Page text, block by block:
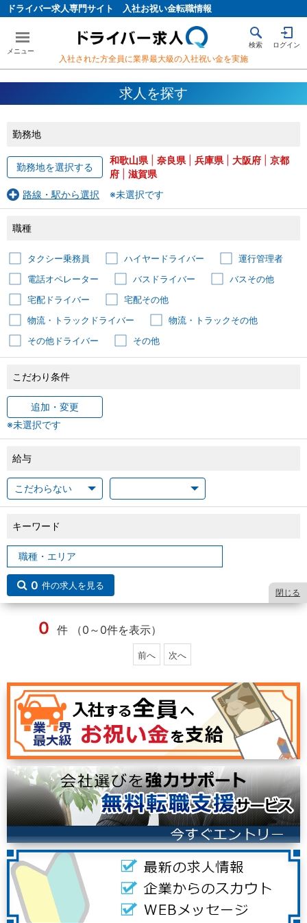
ドライバー求人専門サイト 入社お祝い金転職情報
検索 ログイン
入社された方全員に業界最大級の入社祝い金を実施
求人を探す
勤務地
勤務地を選択する
和歌山県 奈良県 兵庫県 大阪府
京都
府
滋賀県
路線・駅から選択
※未選択です
職種
タクシー乗務員 ハイヤードライバー
運行管理者
電話オペレーター
バスドライバー
バスその他
宅配ドライバー
宅配その他
物流・トラックドライバー
物流・トラックその他
その他ドライバー
その他
こだわり条件
追加・変更
※未選択です
給与
キーワード
0 件の求人を見る
閉じる
0 件 （0～0件を表示）
前へ 次へ